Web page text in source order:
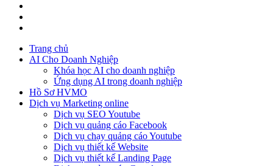
Trang chủ
AI Cho Doanh Nghiệp
Khóa học AI cho doanh nghiệp
Ứng dụng AI trong doanh nghiệp
Hồ Sơ HVMO
Dịch vụ Marketing online
Dịch vụ SEO Youtube
Dịch vụ quảng cáo Facebook
Dịch vụ chạy quảng cáo Youtube
Dịch vụ thiết kế Website
Dịch vụ thiết kế Landing Page